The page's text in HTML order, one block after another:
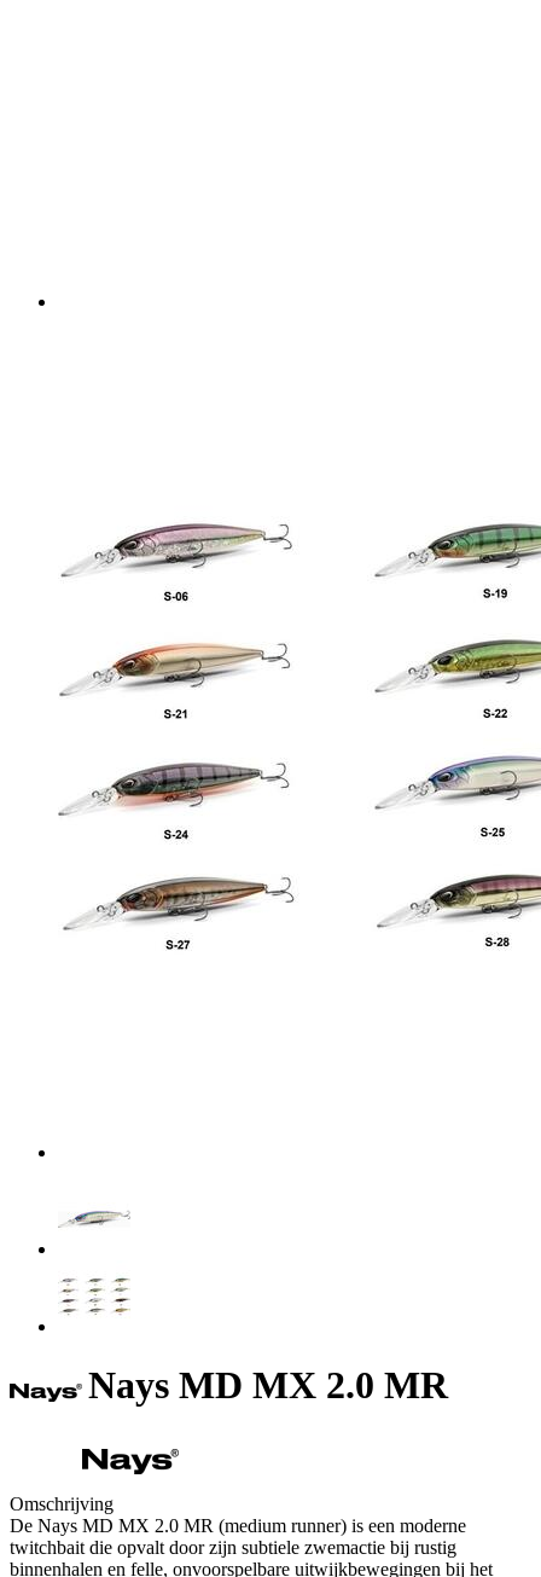
Nays MD MX 2.0 MR
Omschrijving
De Nays MD MX 2.0 MR (medium runner) is een moderne
twitchbait die opvalt door zijn subtiele zwemactie bij rustig
binnenhalen en felle, onvoorspelbare uitwijkbewegingen bij het